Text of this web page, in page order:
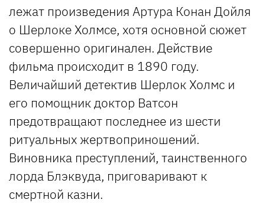
лежат произведения Артура Конан Дойля
о Шерлоке Холмсе, хотя основной сюжет
совершенно оригинален. Действие
фильма происходит в 1890 году.
Величайший детектив Шерлок Холмс и
его помощник доктор Ватсон
предотвращают последнее из шести
ритуальных жертвоприношений.
Виновника преступлений, таинственного
лорда Блэквуда, приговаривают к
смертной казни.